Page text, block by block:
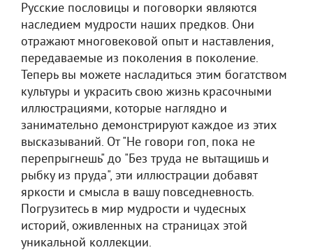
Русские пословицы и поговорки являются
наследием мудрости наших предков. Они
отражают многовековой опыт и наставления,
передаваемые из поколения в поколение.
Теперь вы можете насладиться этим богатством
культуры и украсить свою жизнь красочными
иллюстрациями, которые наглядно и
занимательно демонстрируют каждое из этих
высказываний. От "Не говори гоп, пока не
перепрыгнешь" до "Без труда не вытащишь и
рыбку из пруда", эти иллюстрации добавят
яркости и смысла в вашу повседневность.
Погрузитесь в мир мудрости и чудесных
историй, оживленных на страницах этой
уникальной коллекции.